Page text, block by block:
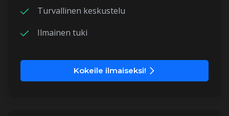
Turvallinen keskustelu
Ilmainen tuki
Kokeile ilmaiseksi!